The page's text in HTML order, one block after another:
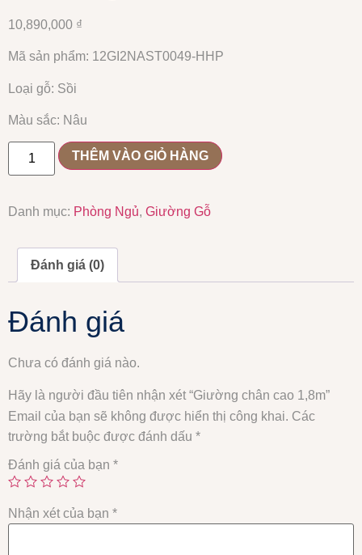
10,890,000 ₫
Mã sản phẩm: 12GI2NAST0049-HHP
Loại gỗ: Sồi
Màu sắc: Nâu
THÊM VÀO GIỎ HÀNG
Danh mục: Phòng Ngủ, Giường Gỗ
Đánh giá (0)
Đánh giá
Chưa có đánh giá nào.
Hãy là người đầu tiên nhận xét “Giường chân cao 1,8m”
Email của bạn sẽ không được hiển thị công khai. Các
trường bắt buộc được đánh dấu *
Đánh giá của bạn *
Nhận xét của bạn *